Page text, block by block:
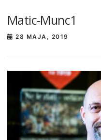
Matic-Munc1
28 MAJA, 2019